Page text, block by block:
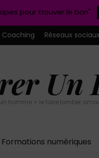
Coaching Réseaux sociaux
Un
homme + le faire tomber
Formations numériques
pour trouver le bon"